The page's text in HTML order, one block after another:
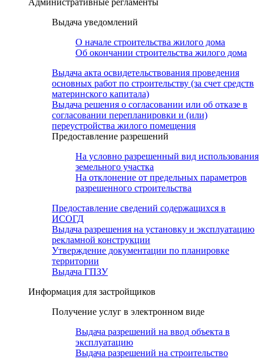
Административные регламенты
Выдача уведомлений
О начале строительства жилого дома
Об окончании строительства жилого дома
Выдача акта освидетельствования проведения
основных работ по строительству (за счет средств
материнского капитала)
Выдача решения о согласовании или об отказе в
согласовании перепланировки и (или)
переустройства жилого помещения
Предоставление разрешений
На условно разрешенный вид использования
земельного участка
На отклонение от предельных параметров
разрешенного строительства
Предоставление сведений содержащихся в
ИСОГД
Выдача разрешения на установку и эксплуатацию
рекламной конструкции
Утверждение документации по планировке
территории
Выдача ГПЗУ
Информация для застройщиков
Получение услуг в электронном виде
Выдача разрешений на ввод объекта в
эксплуатацию
Выдача разрешений на строительство